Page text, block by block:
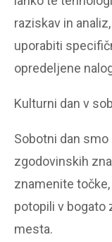
raziskav in
uporabiti
opredeljene
Kulturni dan v
Sobotni dan
zgodovinskih
znamenite
potopili v bogato
mesta.